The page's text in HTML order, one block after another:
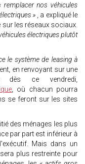
remplacer nos véhicules
» , a expliqué le
sur les réseaux sociaux.
électriques plutôt
le système de leasing à
en renvoyant sur une
dès ce vendredi,
, où chacun pourra
se feront sur les sites
des ménages les plus
par part est inférieur à
Mais dans un
plus restreinte pour